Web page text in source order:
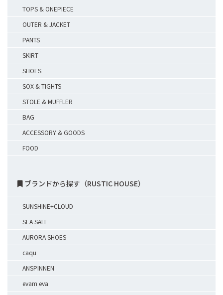
TOPS & ONEPIECE
OUTER & JACKET
PANTS
SKIRT
SHOES
SOX & TIGHTS
STOLE & MUFFLER
BAG
ACCESSORY & GOODS
FOOD
ブランドから探す（RUSTIC HOUSE）
SUNSHINE+CLOUD
SEA SALT
AURORA SHOES
caqu
ANSPINNEN
evam eva